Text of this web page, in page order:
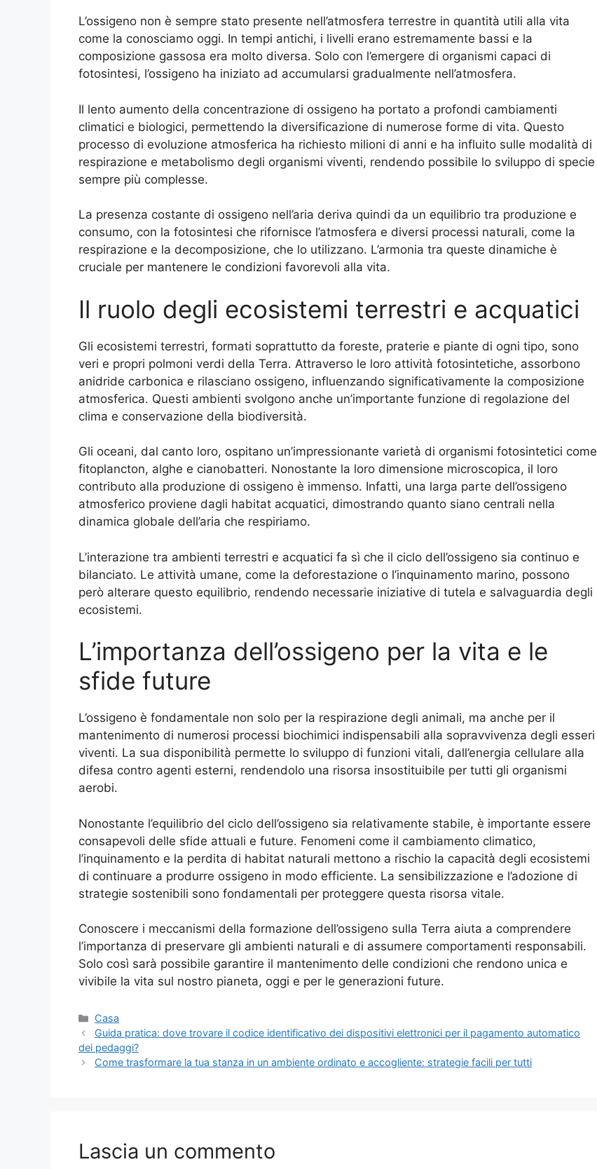
L’ossigeno non è sempre stato presente nell’atmosfera terrestre in quantità utili alla vita
come la conosciamo oggi. In tempi antichi, i livelli erano estremamente bassi e la
composizione gassosa era molto diversa. Solo con l’emergere di organismi capaci di
fotosintesi, l’ossigeno ha iniziato ad accumularsi gradualmente nell’atmosfera.
Il lento aumento della concentrazione di ossigeno ha portato a profondi cambiamenti
climatici e biologici, permettendo la diversificazione di numerose forme di vita. Questo
processo di evoluzione atmosferica ha richiesto milioni di anni e ha influito sulle modalità di
respirazione e metabolismo degli organismi viventi, rendendo possibile lo sviluppo di specie
sempre più complesse.
La presenza costante di ossigeno nell’aria deriva quindi da un equilibrio tra produzione e
consumo, con la fotosintesi che rifornisce l’atmosfera e diversi processi naturali, come la
respirazione e la decomposizione, che lo utilizzano. L’armonia tra queste dinamiche è
cruciale per mantenere le condizioni favorevoli alla vita.
Il ruolo degli ecosistemi terrestri e acquatici
Gli ecosistemi terrestri, formati soprattutto da foreste, praterie e piante di ogni tipo, sono
veri e propri polmoni verdi della Terra. Attraverso le loro attività fotosintetiche, assorbono
anidride carbonica e rilasciano ossigeno, influenzando significativamente la composizione
atmosferica. Questi ambienti svolgono anche un’importante funzione di regolazione del
clima e conservazione della biodiversità.
Gli oceani, dal canto loro, ospitano un’impressionante varietà di organismi fotosintetici come
fitoplancton, alghe e cianobatteri. Nonostante la loro dimensione microscopica, il loro
contributo alla produzione di ossigeno è immenso. Infatti, una larga parte dell’ossigeno
atmosferico proviene dagli habitat acquatici, dimostrando quanto siano centrali nella
dinamica globale dell’aria che respiriamo.
L’interazione tra ambienti terrestri e acquatici fa sì che il ciclo dell’ossigeno sia continuo e
bilanciato. Le attività umane, come la deforestazione o l’inquinamento marino, possono
però alterare questo equilibrio, rendendo necessarie iniziative di tutela e salvaguardia degli
ecosistemi.
L’importanza dell’ossigeno per la vita e le
sfide future
L’ossigeno è fondamentale non solo per la respirazione degli animali, ma anche per il
mantenimento di numerosi processi biochimici indispensabili alla sopravvivenza degli esseri
viventi. La sua disponibilità permette lo sviluppo di funzioni vitali, dall’energia cellulare alla
difesa contro agenti esterni, rendendolo una risorsa insostituibile per tutti gli organismi
aerobi.
Nonostante l’equilibrio del ciclo dell’ossigeno sia relativamente stabile, è importante essere
consapevoli delle sfide attuali e future. Fenomeni come il cambiamento climatico,
l’inquinamento e la perdita di habitat naturali mettono a rischio la capacità degli ecosistemi
di continuare a produrre ossigeno in modo efficiente. La sensibilizzazione e l’adozione di
strategie sostenibili sono fondamentali per proteggere questa risorsa vitale.
Conoscere i meccanismi della formazione dell’ossigeno sulla Terra aiuta a comprendere
l’importanza di preservare gli ambienti naturali e di assumere comportamenti responsabili.
Solo così sarà possibile garantire il mantenimento delle condizioni che rendono unica e
vivibile la vita sul nostro pianeta, oggi e per le generazioni future.
Categorie
Casa
Guida pratica: dove trovare il codice identificativo dei dispositivi elettronici per il pagamento automatico
dei pedaggi?
Come trasformare la tua stanza in un ambiente ordinato e accogliente: strategie facili per tutti
Lascia un commento